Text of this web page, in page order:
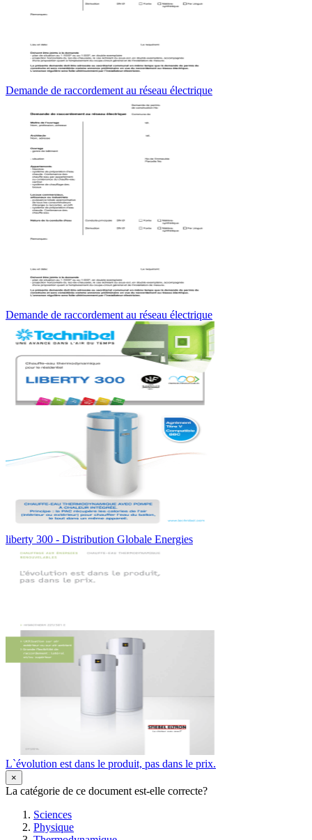
Demande de raccordement au réseau électrique
Demande de raccordement au réseau électrique
liberty 300 - Distribution Globale Energies
L`évolution est dans le produit, pas dans le prix.
×
La catégorie de ce document est-elle correcte?
Sciences
Physique